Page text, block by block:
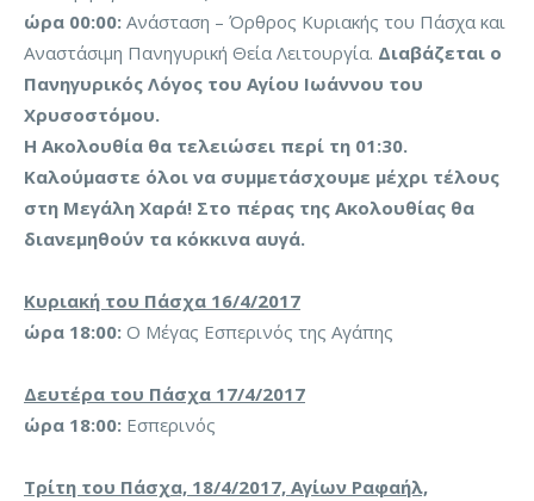
ώρα 00:00: Ανάσταση – Όρθρος Κυριακής του Πάσχα και
Αναστάσιμη Πανηγυρική Θεία Λειτουργία. Διαβάζεται ο
Πανηγυρικός Λόγος του Αγίου Ιωάννου του
Χρυσοστόμου.
Η Ακολουθία θα τελειώσει περί τη 01:30.
Καλούμαστε όλοι να συμμετάσχουμε μέχρι τέλους
στη Μεγάλη Χαρά! Στο πέρας της Ακολουθίας θα
διανεμηθούν τα κόκκινα αυγά.
Κυριακή του Πάσχα 16/4/2017
ώρα 18:00: Ο Μέγας Εσπερινός της Αγάπης
Δευτέρα του Πάσχα 17/4/2017
ώρα 18:00: Εσπερινός
Τρίτη του Πάσχα, 18/4/2017, Αγίων Ραφαήλ,